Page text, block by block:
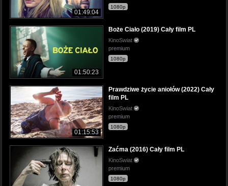
01:49:04
1080p
01:50:23
Boże Ciało (2019) Cały film PL
KinoSwiat
premium
1080p
01:15:53
Prawdziwe życie aniołów (2022) Cały
film PL
KinoSwiat
premium
1080p
Zaćma (2016) Cały film PL
KinoSwiat
premium
1080p